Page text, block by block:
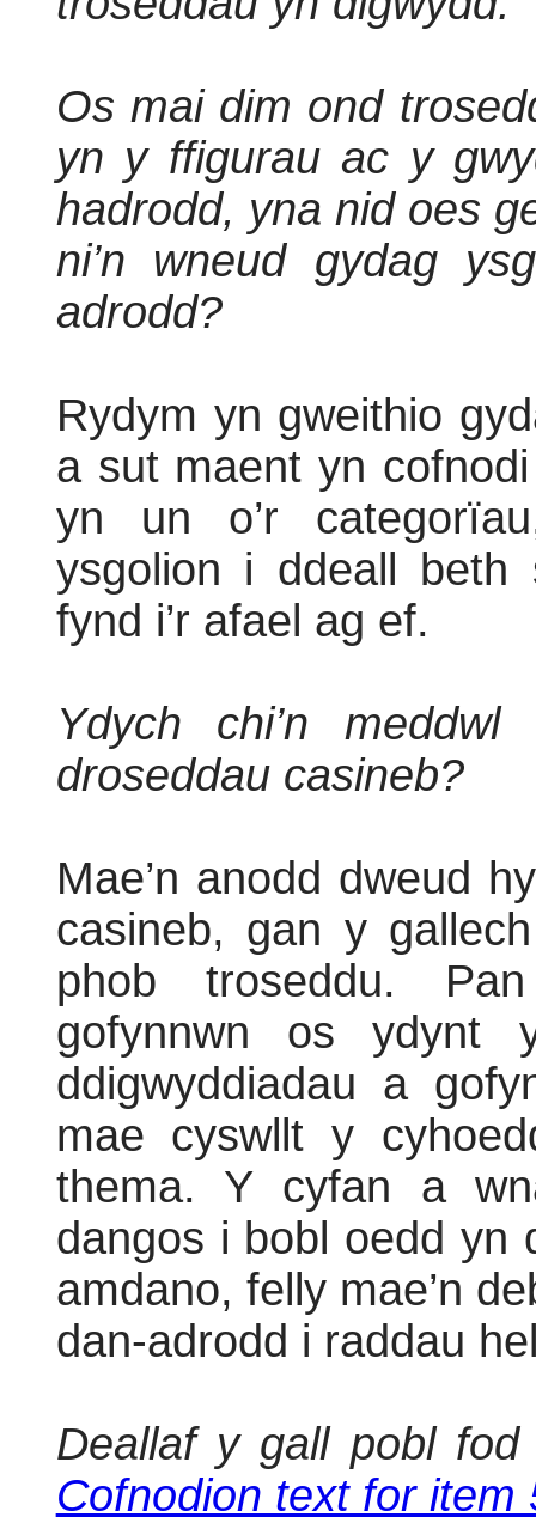
Os mai dim ond
yn y ffigurau ac y
hadrodd, yna nid oes
ni’n wneud gydag
adrodd?
Rydym yn gweithio
a sut maent yn
yn un o’r
ysgolion i ddeall beth
fynd i’r afael ag ef.
Ydych chi’n
droseddau casineb?
Mae’n anodd dweud
casineb, gan y
phob troseddu.
gofynnwn os ydynt
ddigwyddiadau a
mae cyswllt y
thema. Y cyfan a
dangos i bobl oedd yn
amdano, felly mae’n
dan-adrodd i raddau
Deallaf y gall pobl
Cofnodion text for item